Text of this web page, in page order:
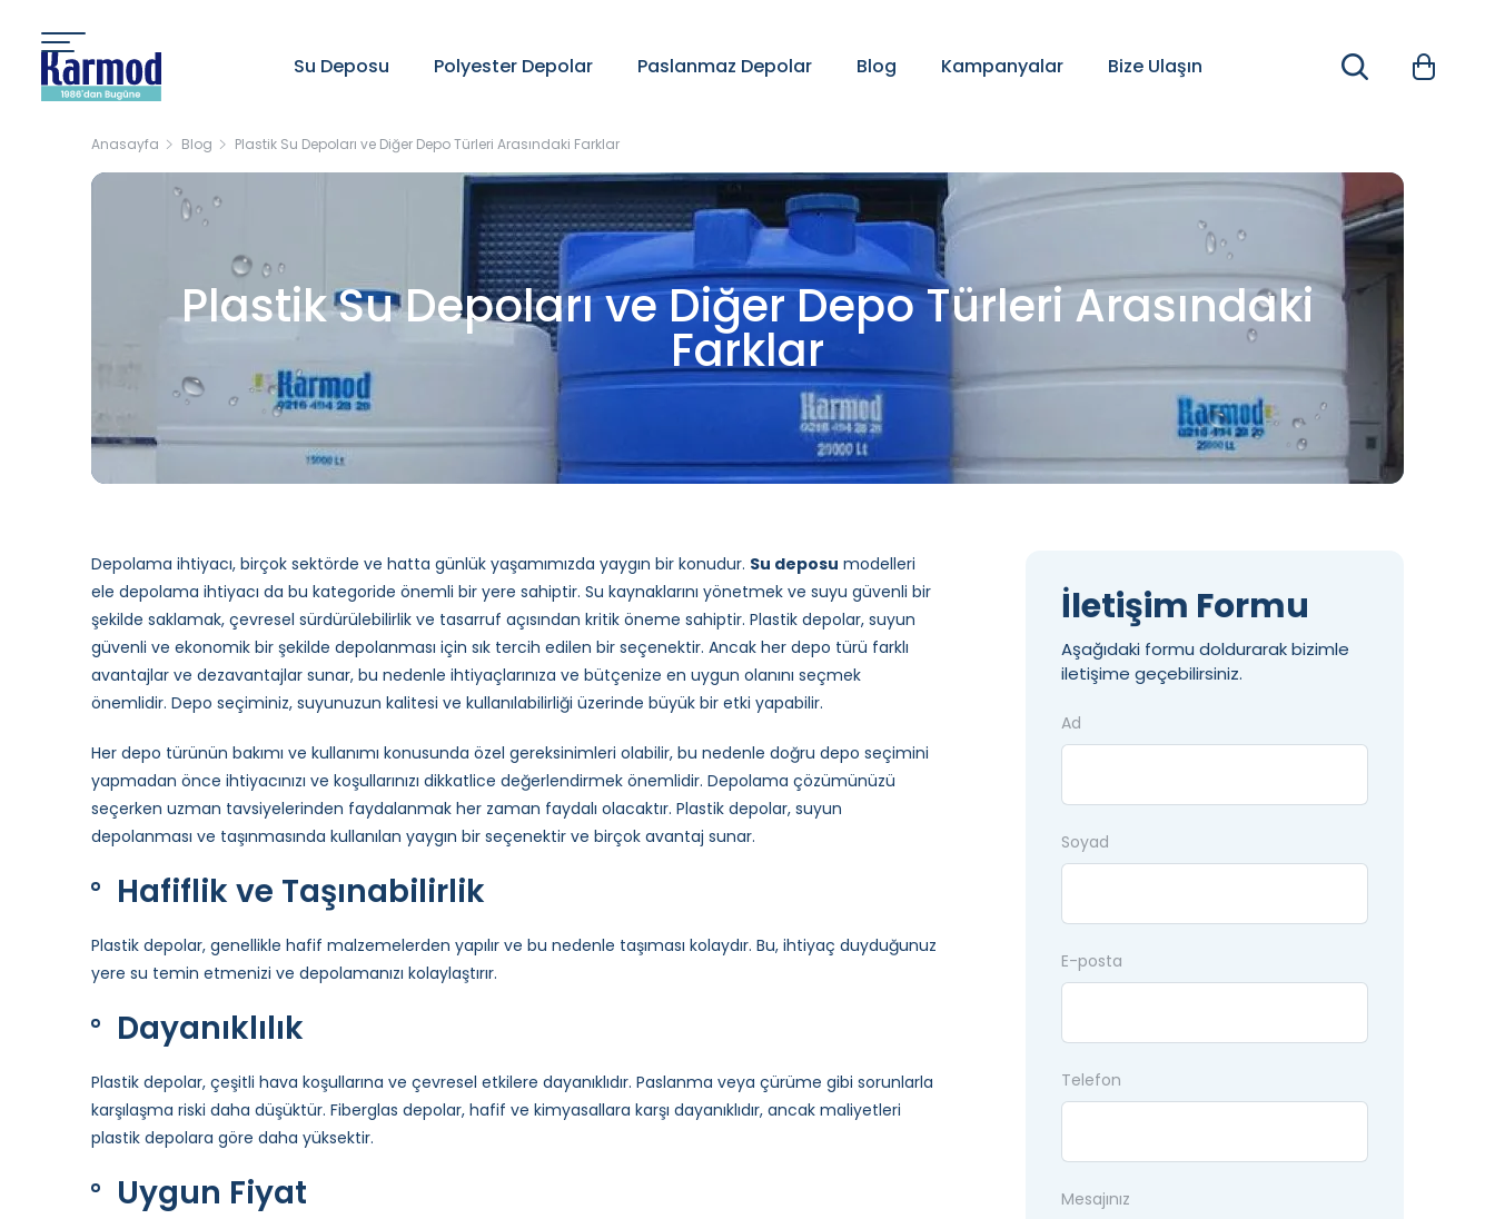
Su Deposu Polyester Depolar Paslanmaz Depolar Blog Kampanyalar Bize Ulaşın
Anasayfa Blog Plastik Su Depoları ve Diğer Depo Türleri Arasındaki Farklar
Plastik Su Depoları ve Diğer Depo Türleri Arasındaki
Farklar
Depolama ihtiyacı, birçok sektörde ve hatta günlük yaşamımızda yaygın bir konudur. Su deposu modelleri
ele depolama ihtiyacı da bu kategoride önemli bir yere sahiptir. Su kaynaklarını yönetmek ve suyu güvenli bir
şekilde saklamak, çevresel sürdürülebilirlik ve tasarruf açısından kritik öneme sahiptir. Plastik depolar, suyun
güvenli ve ekonomik bir şekilde depolanması için sık tercih edilen bir seçenektir. Ancak her depo türü farklı
avantajlar ve dezavantajlar sunar, bu nedenle ihtiyaçlarınıza ve bütçenize en uygun olanını seçmek
önemlidir. Depo seçiminiz, suyunuzun kalitesi ve kullanılabilirliği üzerinde büyük bir etki yapabilir.
Her depo türünün bakımı ve kullanımı konusunda özel gereksinimleri olabilir, bu nedenle doğru depo seçimini
yapmadan önce ihtiyacınızı ve koşullarınızı dikkatlice değerlendirmek önemlidir. Depolama çözümünüzü
seçerken uzman tavsiyelerinden faydalanmak her zaman faydalı olacaktır. Plastik depolar, suyun
depolanması ve taşınmasında kullanılan yaygın bir seçenektir ve birçok avantaj sunar.
Hafiflik ve Taşınabilirlik
Plastik depolar, genellikle hafif malzemelerden yapılır ve bu nedenle taşıması kolaydır. Bu, ihtiyaç duyduğunuz
yere su temin etmenizi ve depolamanızı kolaylaştırır.
Dayanıklılık
Plastik depolar, çeşitli hava koşullarına ve çevresel etkilere dayanıklıdır. Paslanma veya çürüme gibi sorunlarla
karşılaşma riski daha düşüktür. Fiberglas depolar, hafif ve kimyasallara karşı dayanıklıdır, ancak maliyetleri
plastik depolara göre daha yüksektir.
Uygun Fiyat
İletişim Formu
Aşağıdaki formu doldurarak bizimle
iletişime geçebilirsiniz.
Ad
Soyad
E-posta
Telefon
Mesajınız